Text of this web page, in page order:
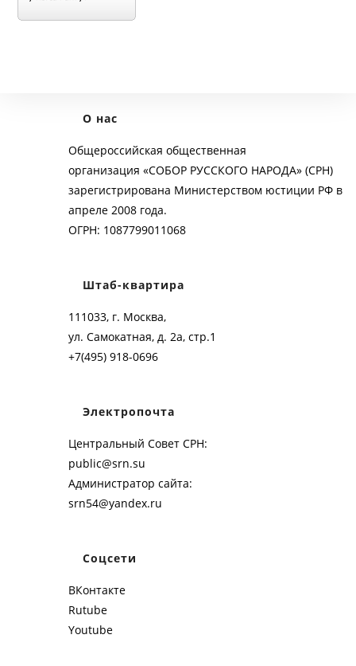
О нас
Общероссийская общественная
организация «СОБОР РУССКОГО НАРОДА» (СРН)
зарегистрирована Министерством юстиции РФ в
апреле 2008 года.
ОГРН: 1087799011068
Штаб-квартира
111033, г. Москва,
ул. Самокатная, д. 2а, стр.1
+7(495) 918-0696
Электропочта
Центральный Совет СРН:
public@srn.su
Администратор сайта:
srn54@yandex.ru
Соцсети
ВКонтакте
Rutube
Youtube